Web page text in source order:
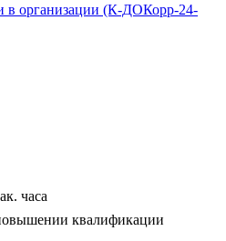
в организации (К-ДОКорр-24-
часа
квалификации